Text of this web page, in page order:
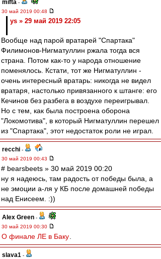
mifta -
30 май 2019 00:48
ys » 29 май 2019 22:05
Вообще над парой вратарей "Спартака"
Филимонов-Нигматуллин ржала тогда вся
страна. Потом как-то у народа отношение
поменялось. Кстати, тот же Нигматуллин -
очень интересный вратарь: никогда не видел
вратаря, настолько привязанного к штанге: его
Кечинов без разбега в воздухе переигрывал.
Но с тем, как была построена оборона
"Локомотива", в который Нигматуллин перешел
из "Спартака", этот недостаток роли не играл.
recchi -
30 май 2019 00:43
# bearsbeets » 30 май 2019 00:20
ну я надеюсь, там радость от победы была, а
не эмоции а-ля у КБ после домашней победы
над Енисеем. :))
Alex Green -
30 май 2019 00:30
О финале ЛЕ в Баку
slava1 -